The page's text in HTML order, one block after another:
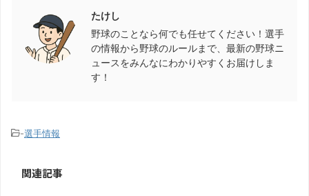
たけし
野球のことなら何でも任せてください！選手
の情報から野球のルールまで、最新の野球ニ
ュースをみんなにわかりやすくお届けしま
す！
-選手情報
関連記事